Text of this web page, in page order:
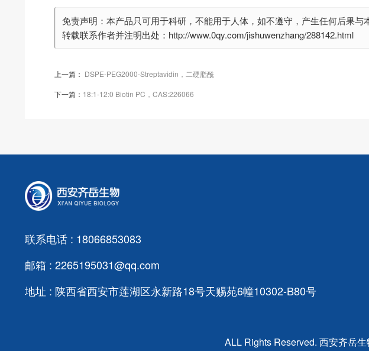
免责声明：本产品只可用于科研，不能用于人体，如不遵守，产生任何后果与
转载联系作者并注明出处：http://www.0qy.com/jishuwenzhang/288142.html
上一篇： DSPE-PEG2000-Streptavidin，二硬脂酰
下一篇： 18:1-12:0 Biotin PC，CAS:226066
联系电话 : 18066853083
邮箱 : 2265195031@qq.com
地址 : 陕西省西安市莲湖区永新路18号天赐苑6幢10302-B80号
ALL Rights Reserved. 西安齐岳